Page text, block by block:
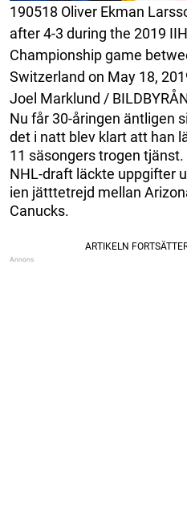
190518 Oliver Ekman
after 4-3 during the 2019
Championship game
Switzerland on May 18,
Joel Marklund /
Nu får 30-åringen äntligen
det i natt blev klart att han
11 säsongers trogen
NHL-draft läckte uppgifter
ien jätttetrejd mellan
Canucks.